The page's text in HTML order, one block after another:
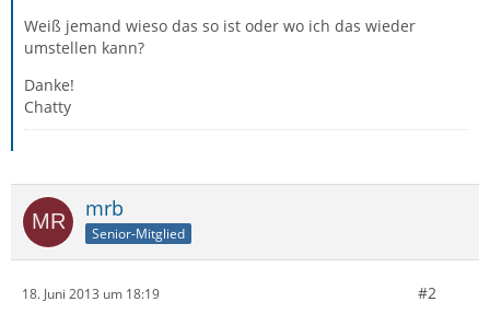
Weiß jemand wieso das so ist oder wo ich das wieder
umstellen kann?
Danke!
Chatty
mrb
Senior-Mitglied
18. Juni 2013 um 18:19 #2